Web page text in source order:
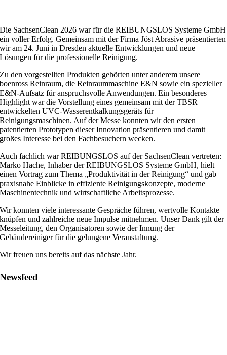
Die SachsenClean 2026 war für die REIBUNGSLOS Systeme GmbH
ein voller Erfolg. Gemeinsam mit der Firma Jöst Abrasive präsentierten
wir am 24. Juni in Dresden aktuelle Entwicklungen und neue
Lösungen für die professionelle Reinigung.
Zu den vorgestellten Produkten gehörten unter anderem unsere
boenross Reinraum, die Reinraummaschine E&N sowie ein spezieller
E&N-Aufsatz für anspruchsvolle Anwendungen. Ein besonderes
Highlight war die Vorstellung eines gemeinsam mit der TBSR
entwickelten UVC-Wasserentkalkungsgeräts für
Reinigungsmaschinen. Auf der Messe konnten wir den ersten
patentierten Prototypen dieser Innovation präsentieren und damit
großes Interesse bei den Fachbesuchern wecken.
Auch fachlich war REIBUNGSLOS auf der SachsenClean vertreten:
Marko Hache, Inhaber der REIBUNGSLOS Systeme GmbH, hielt
einen Vortrag zum Thema „Produktivität in der Reinigung“ und gab
praxisnahe Einblicke in effiziente Reinigungskonzepte, moderne
Maschinentechnik und wirtschaftliche Arbeitsprozesse.
Wir konnten viele interessante Gespräche führen, wertvolle Kontakte
knüpfen und zahlreiche neue Impulse mitnehmen. Unser Dank gilt der
Messeleitung, den Organisatoren sowie der Innung der
Gebäudereiniger für die gelungene Veranstaltung.
Wir freuen uns bereits auf das nächste Jahr.
Newsfeed